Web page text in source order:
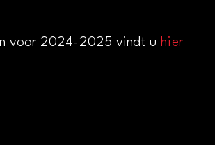
voor 2024-2025 vindt uhier